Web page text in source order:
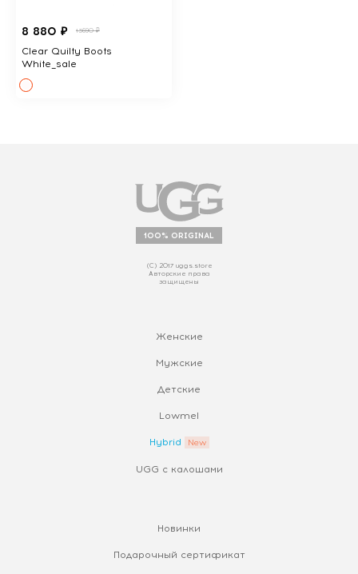
8 880 ₽ 13690 ₽
Clear Quilty Boots
White_sale
100% ORIGINAL
(С) 2017 uggs.store
Авторские права
защищены
Женские
Мужские
Детские
Lowmel
Hybrid
UGG с калошами
Новинки
Подарочный сертификат